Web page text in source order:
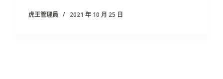
虎王管理員 2021 年 10 月 25 日